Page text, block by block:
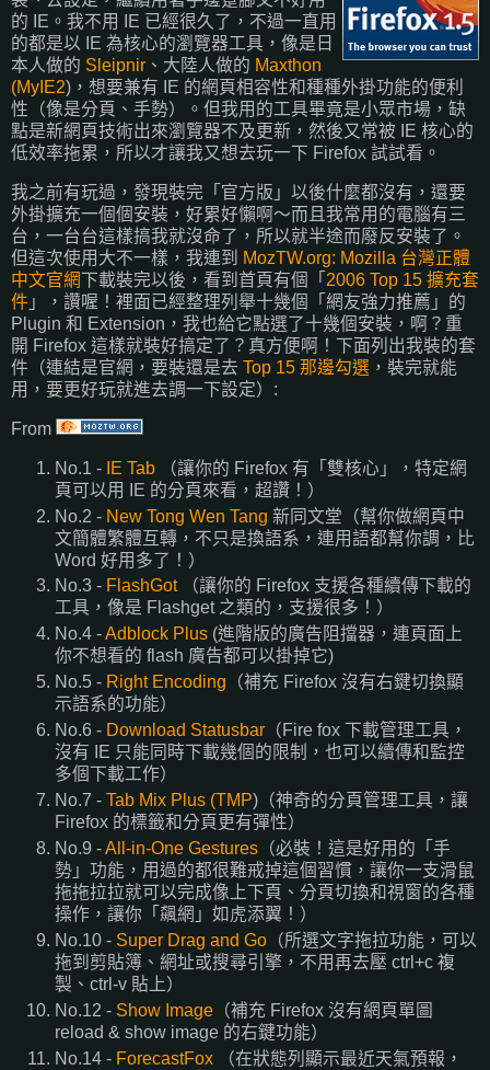
的 IE。我不用 IE 已經很久了，不過一直用
的都是以 IE 為核心的瀏覽器工具，像是日
本人做的 Sleipnir 、大陸人做的 Maxthon
(MyIE2)，想要兼有 IE 的網頁相容性和種種外掛功能的便利
性（像是分頁、手勢）。但我用的工具畢竟是小眾市場，缺
點是新網頁技術出來瀏覽器不及更新，然後又常被 IE 核心的
低效率拖累，所以才讓我又想去玩一下 Firefox 試試看。
我之前有玩過，發現裝完「官方版」以後什麼都沒有，還要
外掛擴充一個個安裝，好累好懶啊～而且我常用的電腦有三
台，一台台這樣搞我就沒命了，所以就半途而廢反安裝了。
但這次使用大不一樣，我連到 MozTW.org: Mozilla 台灣正體
中文官網下載裝完以後，看到首頁有個「 2006 Top 15 擴充套
件 」，讚喔！裡面已經整理列舉十幾個「網友強力推薦」的
Plugin 和 Extension，我也給它點選了十幾個安裝，啊？重
開 Firefox 這樣就裝好搞定了？真方便啊！下面列出我裝的套
件（連結是官網，要裝還是去 Top 15 那邊勾選 ，裝完就能
用，要更好玩就進去調一下設定）:
From
No.1 - IE Tab （讓你的 Firefox 有「雙核心」，特定網
頁可以用 IE 的分頁來看，超讚！）
No.2 - New Tong Wen Tang 新同文堂（幫你做網頁中
文簡體繁體互轉，不只是換語系，連用語都幫你調，比
Word 好用多了！）
No.3 - FlashGot（讓你的 Firefox 支援各種續傳下載的
工具，像是 Flashget 之類的，支援很多！）
No.4 -Adblock Plus (進階版的廣告阻擋器，連頁面上
你不想看的 flash 廣告都可以掛掉它)
No.5 - Right Encoding （補充 Firefox 沒有右鍵切換顯
示語系的功能）
No.6 - Download Statusbar （Fire fox 下載管理工具，
沒有 IE 只能同時下載幾個的限制，也可以續傳和監控
多個下載工作）
No.7 - Tab Mix Plus (TMP)（神奇的分頁管理工具，讓
Firefox 的標籤和分頁更有彈性）
No.9 -All-in-One Gestures （必裝！這是好用的「手
勢」功能，用過的都很難戒掉這個習慣，讓你一支滑鼠
拖拖拉拉就可以完成像上下頁、分頁切換和視窗的各種
操作，讓你「飆網」如虎添翼！）
No.10 - Super Drag and Go （所選文字拖拉功能，可以
拖到剪貼簿、網址或搜尋引擎，不用再去壓 ctrl+c 複
製、ctrl-v 貼上）
No.12 - Show Image （補充 Firefox 沒有網頁單圖
reload & show image 的右鍵功能）
No.14 - ForecastFox （在狀態列顯示最近天氣預報，